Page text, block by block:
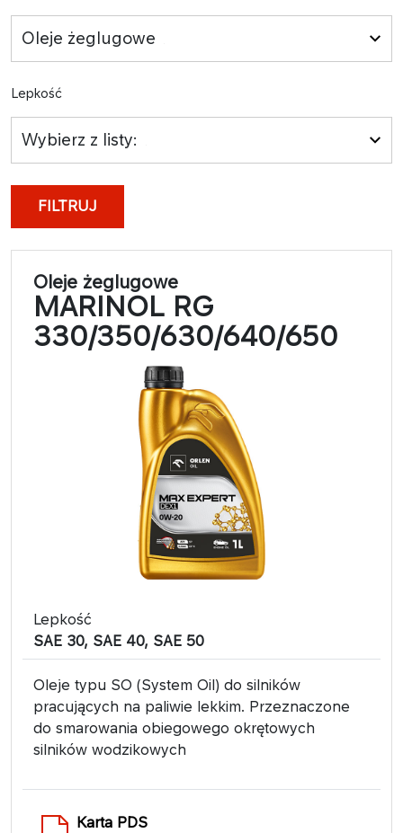
Oleje żeglugowe
Lepkość
Wybierz z listy:
FILTRUJ
Oleje żeglugowe
MARINOL RG
330/350/630/640/650
Lepkość
SAE 30, SAE 40, SAE 50
Oleje typu SO (System Oil) do silników
pracujących na paliwie lekkim. Przeznaczone
do smarowania obiegowego okrętowych
silników wodzikowych
Karta PDS